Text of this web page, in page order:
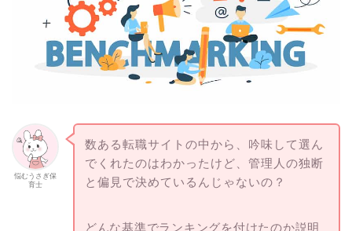
悩むうさぎ保
育士
数ある転職サイトの中から、吟味して選ん
でくれたのはわかったけど、管理人の独断
と偏見で決めているんじゃないの？
どんな基準でランキングを付けたのか説明